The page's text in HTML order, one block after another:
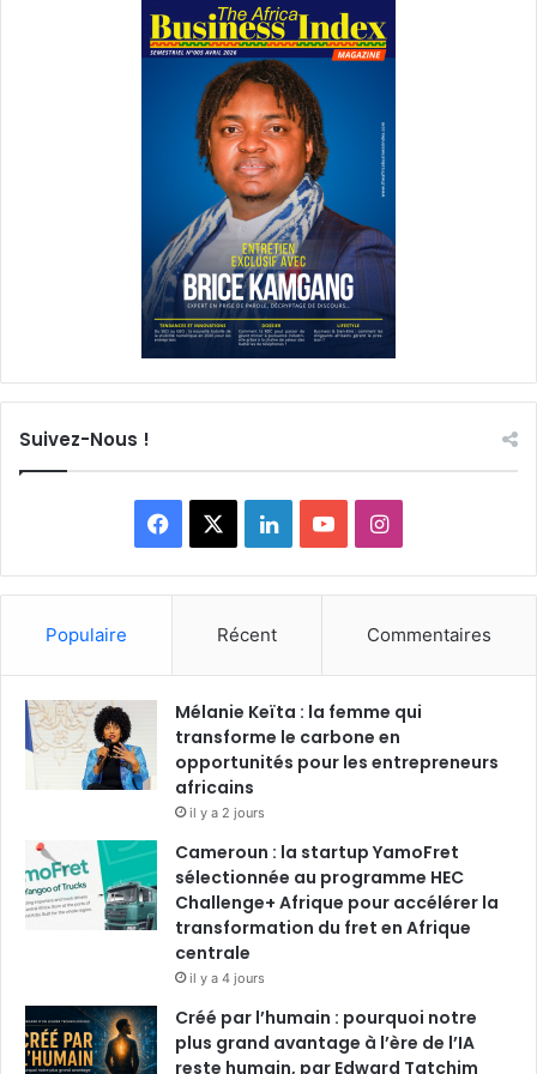
Suivez-Nous !
Facebook LinkedinYouTubeInstagram
Populaire Récent Commentaires
Mélanie Keïta : la femme qui
transforme le carbone en
opportunités pour les entrepreneurs
africains
il y a 2 jours
Cameroun : la startup YamoFret
sélectionnée au programme HEC
Challenge+ Afrique pour accélérer la
transformation du fret en Afrique
centrale
il y a 4 jours
Créé par l’humain : pourquoi notre
plus grand avantage à l’ère de l’IA
reste humain, par Edward Tatchim